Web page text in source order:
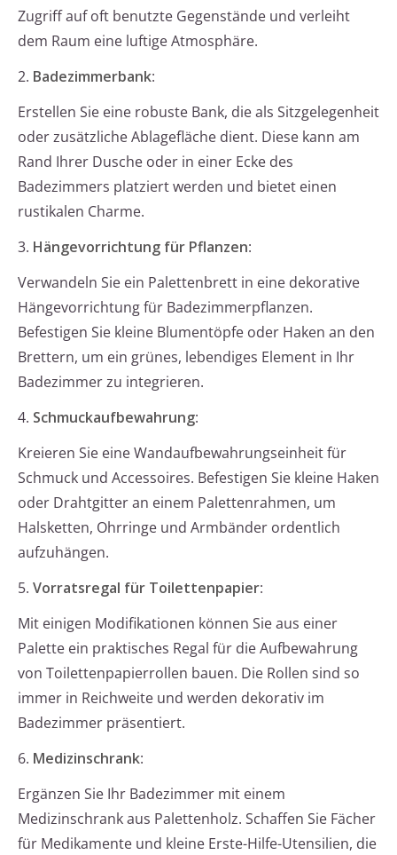
Zugriff auf oft benutzte Gegenstände und verleiht
dem Raum eine luftige Atmosphäre.
2. Badezimmerbank:
Erstellen Sie eine robuste Bank, die als Sitzgelegenheit
oder zusätzliche Ablagefläche dient. Diese kann am
Rand Ihrer Dusche oder in einer Ecke des
Badezimmers platziert werden und bietet einen
rustikalen Charme.
3. Hängevorrichtung für Pflanzen:
Verwandeln Sie ein Palettenbrett in eine dekorative
Hängevorrichtung für Badezimmerpflanzen.
Befestigen Sie kleine Blumentöpfe oder Haken an den
Brettern, um ein grünes, lebendiges Element in Ihr
Badezimmer zu integrieren.
4. Schmuckaufbewahrung:
Kreieren Sie eine Wandaufbewahrungseinheit für
Schmuck und Accessoires. Befestigen Sie kleine Haken
oder Drahtgitter an einem Palettenrahmen, um
Halsketten, Ohrringe und Armbänder ordentlich
aufzuhängen.
5. Vorratsregal für Toilettenpapier:
Mit einigen Modifikationen können Sie aus einer
Palette ein praktisches Regal für die Aufbewahrung
von Toilettenpapierrollen bauen. Die Rollen sind so
immer in Reichweite und werden dekorativ im
Badezimmer präsentiert.
6. Medizinschrank:
Ergänzen Sie Ihr Badezimmer mit einem
Medizinschrank aus Palettenholz. Schaffen Sie Fächer
für Medikamente und kleine Erste-Hilfe-Utensilien, die